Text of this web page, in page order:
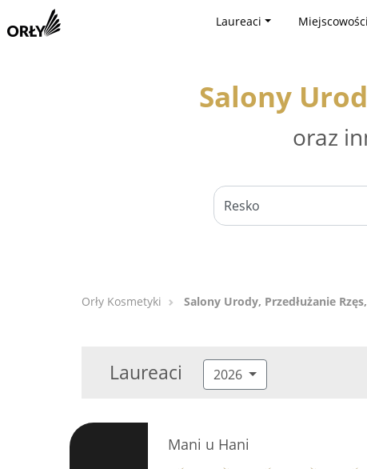
Laureaci Miejscowości
Salony
oraz
Orły Kosmetyki Salony Urody, Przedłużanie
Laureaci 2026
Mani u Hani